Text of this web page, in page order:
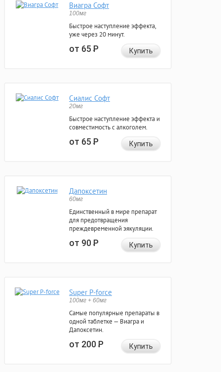
Виагра Софт
100мг
Быстрое наступление эффекта,
уже через 20 минут.
от 65Р Купить
Сиалис Софт
20мг
Быстрое наступление эффекта и
совместимость с алкоголем.
от 65Р Купить
Дапоксетин
60мг
Единственный в мире препарат
для предотвращения
преждевременной эякуляции.
от 90Р Купить
Super P-force
100мг + 60мг
Самые популярные препараты в
одной таблетке — Виагра и
Дапоксетин.
от 200Р Купить